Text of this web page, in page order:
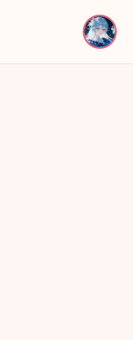
即将上线
即将上线
即将上线